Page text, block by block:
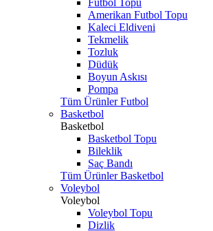
Futbol Topu
Amerikan Futbol Topu
Kaleci Eldiveni
Tekmelik
Tozluk
Düdük
Boyun Askısı
Pompa
Tüm Ürünler Futbol
Basketbol
Basketbol
Basketbol Topu
Bileklik
Saç Bandı
Tüm Ürünler Basketbol
Voleybol
Voleybol
Voleybol Topu
Dizlik